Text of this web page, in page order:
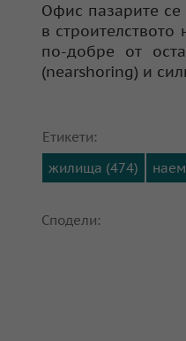
Офис пазарите
в
по-добре от
(nearshoring) и
Етикети:
жилища (474)
Сподели: